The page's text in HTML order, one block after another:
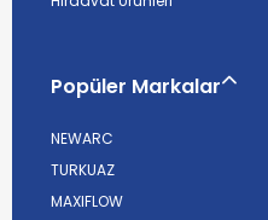
Popüler Markalar
NEWARC
TURKUAZ
MAXIFLOW